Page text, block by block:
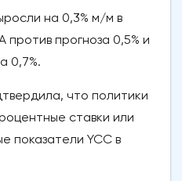
на 0,3% м/м в
против прогноза 0,5% и
0,7%.
что политики
ставки или
показатели YCC в